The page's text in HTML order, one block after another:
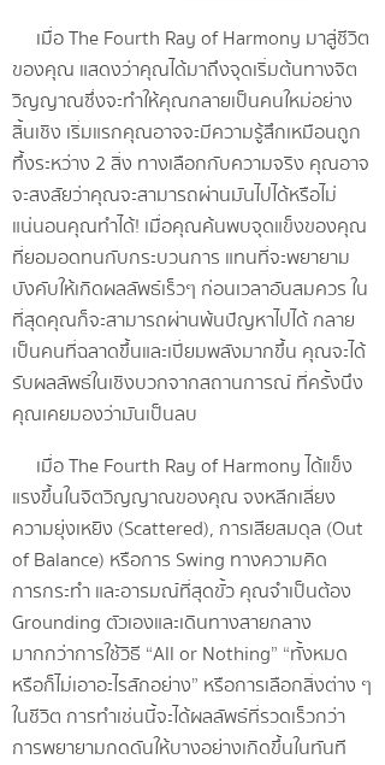
เมื่อ The Fourth Ray of Harmony มาสู่ชีวิต
ของคุณ แสดงว่าคุณได้มาถึงจุดเริ่มต้นทางจิต
วิญญาณซึ่งจะทำให้คุณกลายเป็นคนใหม่อย่าง
สิ้นเชิง เริ่มแรกคุณอาจจะมีความรู้สึกเหมือนถูก
ทึ้งระหว่าง 2 สิ่ง ทางเลือกกับความจริง คุณอาจ
จะสงสัยว่าคุณจะสามารถผ่านมันไปได้หรือไม่
แน่นอนคุณทำได้! เมื่อคุณค้นพบจุดแข็งของคุณ
ที่ยอมอดทนกับกระบวนการ แทนที่จะพยายาม
บังคับให้เกิดผลลัพธ์เร็วๆ ก่อนเวลาอันสมควร ใน
ที่สุดคุณก็จะสามารถผ่านพ้นปัญหาไปได้ กลาย
เป็นคนที่ฉลาดขึ้นและเปี่ยมพลังมากขึ้น คุณจะได้
รับผลลัพธ์ในเชิงบวกจากสถานการณ์ ที่ครั้งนึง
คุณเคยมองว่ามันเป็นลบ
เมื่อ The Fourth Ray of Harmony ได้แข็ง
แรงขึ้นในจิตวิญญาณของคุณ จงหลีกเลี่ยง
ความยุ่งเหยิง (Scattered), การเสียสมดุล (Out
of Balance) หรือการ Swing ทางความคิด
การกระทำ และอารมณ์ที่สุดขั้ว คุณจำเป็นต้อง
Grounding ตัวเองและเดินทางสายกลาง
มากกว่าการใช้วิธี “All or Nothing” “ทั้งหมด
หรือก็ไม่เอาอะไรสักอย่าง” หรือการเลือกสิ่งต่าง ๆ
ในชีวิต การทำเช่นนี้จะได้ผลลัพธ์ที่รวดเร็วกว่า
การพยายามกดดันให้บางอย่างเกิดขึ้นในทันที